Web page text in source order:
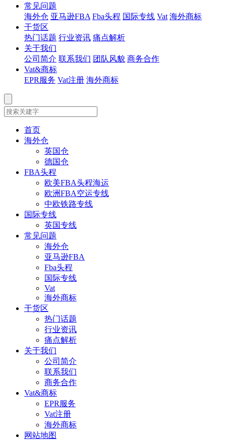
常见问题
海外仓 亚马逊FBA Fba头程 国际专线 Vat 海外商标
干货区
热门话题 行业资讯 痛点解析
关于我们
公司简介 联系我们 团队风貌 商务合作
Vat&商标
EPR服务 Vat注册 海外商标
首页
海外仓
英国仓
德国仓
FBA头程
欧美FBA头程海运
欧洲FBA空运专线
中欧铁路专线
国际专线
英国专线
常见问题
海外仓
亚马逊FBA
Fba头程
国际专线
Vat
海外商标
干货区
热门话题
行业资讯
痛点解析
关于我们
公司简介
联系我们
商务合作
Vat&商标
EPR服务
Vat注册
海外商标
网站地图